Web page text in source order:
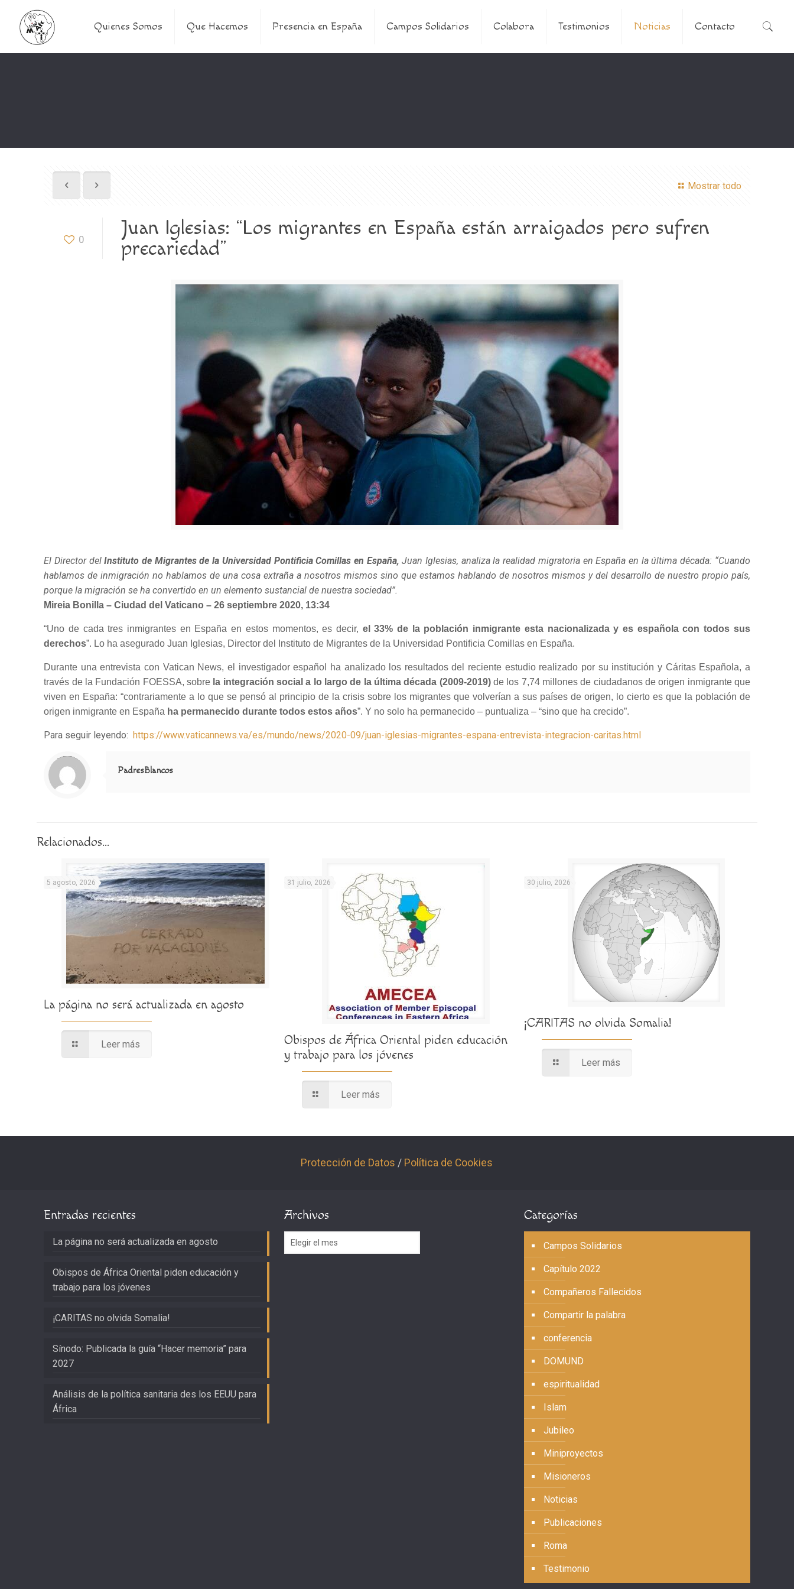
Quienes Somos Que Hacemos Presencia en España Campos Solidarios Colabora Testimonios Noticias Contacto
Mostrar todo
0
Juan Iglesias: “Los migrantes en España están arraigados pero sufren
precariedad”
El Director delInstituto de Migrantes de la Universidad Pontificia Comillas en España, Juan Iglesias, analiza la realidad migratoria en España en la última década: “Cuando
hablamos de inmigración no hablamos de una cosa extraña a nosotros mismos sino que estamos hablando de nosotros mismos y del desarrollo de nuestro propio país,
porque la migración se ha convertido en un elemento sustancial de nuestra sociedad”.
Mireia Bonilla – Ciudad del Vaticano – 26 septiembre 2020, 13:34
“Uno de cada tres inmigrantes en España en estos momentos, es decir, el 33% de la población inmigrante esta nacionalizada y es española con todos sus
derechos”. Lo ha asegurado Juan Iglesias, Director del Instituto de Migrantes de la Universidad Pontificia Comillas en España.
Durante una entrevista con Vatican News, el investigador español ha analizado los resultados del reciente estudio realizado por su institución y Cáritas Española, a
través de la Fundación FOESSA, sobre la integración social a lo largo de la última década (2009-2019)de los 7,74 millones de ciudadanos de origen inmigrante que
viven en España: “contrariamente a lo que se pensó al principio de la crisis sobre los migrantes que volverían a sus países de origen, lo cierto es que la población de
origen inmigrante en España ha permanecido durante todos estos años”. Y no solo ha permanecido – puntualiza – “sino que ha crecido”.
Para seguir leyendo:https://www.vaticannews.va/es/mundo/news/2020-09/juan-iglesias-migrantes-espana-entrevista-integracion-caritas.html
Notice
: Trying to access array offset on value of type null in
/home/misioner/public_html/padresblancos/themes/betheme/includes/content-single.php
on line
286
PadresBlancos
Relacionados...
5 agosto, 2026
La página no será actualizada en agosto
Leer más
31 julio, 2026
Obispos de África Oriental piden educación
y trabajo para los jóvenes
Leer más
30 julio, 2026
¡CARITAS no olvida Somalia!
Leer más
Protección de Datos / Política de Cookies
Entradas recientes
La página no será actualizada en agosto
Obispos de África Oriental piden educación y
trabajo para los jóvenes
¡CARITAS no olvida Somalia!
Sínodo: Publicada la guía “Hacer memoria” para
2027
Análisis de la política sanitaria des los EEUU para
África
Archivos
Archivos
Categorías
Campos Solidarios
Capítulo 2022
Compañeros Fallecidos
Compartir la palabra
conferencia
DOMUND
espiritualidad
Islam
Jubileo
Miniproyectos
Misioneros
Noticias
Publicaciones
Roma
Testimonio